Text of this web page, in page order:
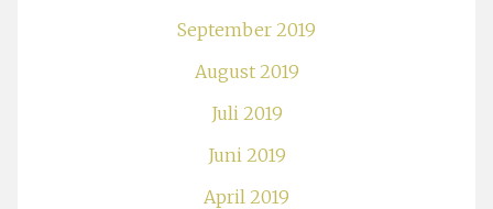
September 2019
August 2019
Juli 2019
Juni 2019
April 2019